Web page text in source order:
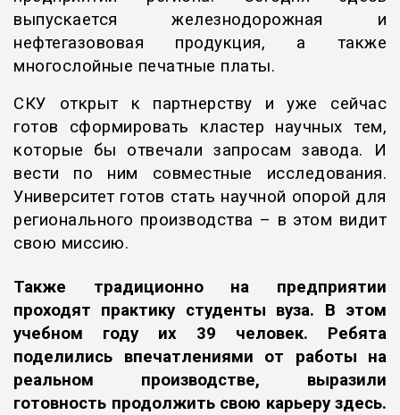
выпускается железнодорожная и
нефтегазововая продукция, а также
многослойные печатные платы.
СКУ открыт к партнерству и уже сейчас
готов сформировать кластер научных тем,
которые бы отвечали запросам завода. И
вести по ним совместные исследования.
Университет готов стать научной опорой для
регионального производства – в этом видит
свою миссию.
Также традиционно на предприятии
проходят практику студенты вуза. В этом
учебном году их 39 человек. Ребята
поделились впечатлениями от работы на
реальном производстве, выразили
готовность продолжить свою карьеру здесь.